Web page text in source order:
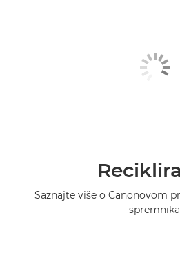
Saznajte više o Canonovom
spremnika